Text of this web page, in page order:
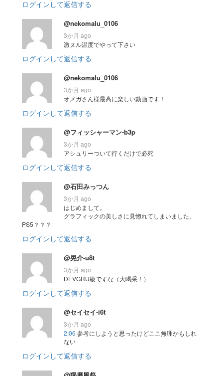
ログインして返信する
@nekomalu_0106
3か月 ago
激ヌル温度でやって下さい
ログインして返信する
@nekomalu_0106
3か月 ago
オメガさん様最高に楽しい動画です！
ログインして返信する
@フィッシャーマン-b3p
3か月 ago
アシュリーついて行くだけで必死
ログインして返信する
@石田みっつん
3か月 ago
はじめまして。
グラフィックの美しさに見惚れてしまいました。
PS5？？？
ログインして返信する
@晃介-u8t
3か月 ago
DEVGRU級ですな（大喝采！）
ログインして返信する
@セイセイ-i6t
3か月 ago
2:06 参考にしようと思ったけどここ無理かもしれ
ない
ログインして返信する